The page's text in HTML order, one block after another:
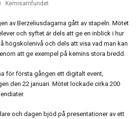
Kemisamfundet
av Berzeliusdagarna gått av stapeln. Mötet
och syftet är dels att ge en inblick i hur
högskolenivå och dels att visa vad man kan
att ge exempel på kemins stora bredd.
för första gången ett digitalt event,
den 22 januari. Mötet lockade cirka 200
och dagen bjöd på presentationer av ett